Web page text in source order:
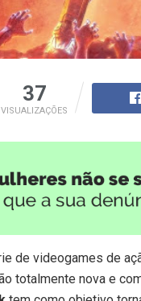
37
VISUALIZAÇÕES
de videogames de
totalmente nova e